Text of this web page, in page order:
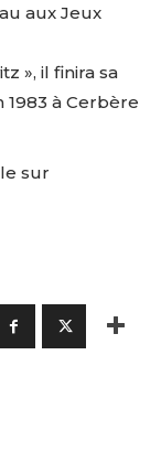
aux Jeux
», il finira sa
à Cerbère
sur